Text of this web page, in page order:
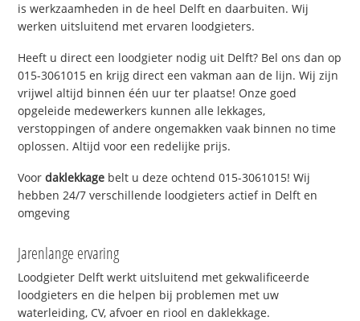
is werkzaamheden in de heel Delft en daarbuiten. Wij
werken uitsluitend met ervaren loodgieters.
Heeft u direct een loodgieter nodig uit Delft? Bel ons dan op
015-3061015 en krijg direct een vakman aan de lijn. Wij zijn
vrijwel altijd binnen één uur ter plaatse! Onze goed
opgeleide medewerkers kunnen alle lekkages,
verstoppingen of andere ongemakken vaak binnen no time
oplossen. Altijd voor een redelijke prijs.
Voordaklekkage belt u deze ochtend 015-3061015! Wij
hebben 24/7 verschillende loodgieters actief in Delft en
omgeving
Jarenlange ervaring
Loodgieter Delft werkt uitsluitend met gekwalificeerde
loodgieters en die helpen bij problemen met uw
waterleiding, CV, afvoer en riool en daklekkage.